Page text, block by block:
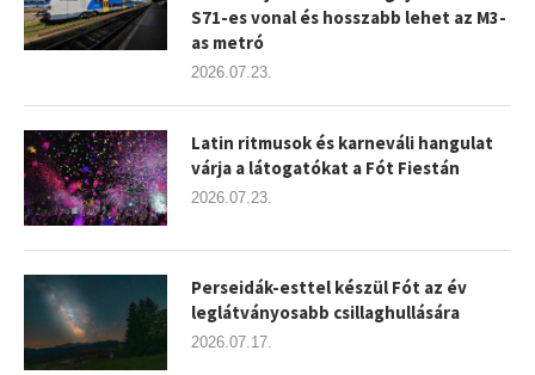
S71-es vonal és hosszabb lehet az M3-
as metró
2026.07.23.
Latin ritmusok és karneváli hangulat
várja a látogatókat a Fót Fiestán
2026.07.23.
Perseidák-esttel készül Fót az év
leglátványosabb csillaghullására
2026.07.17.